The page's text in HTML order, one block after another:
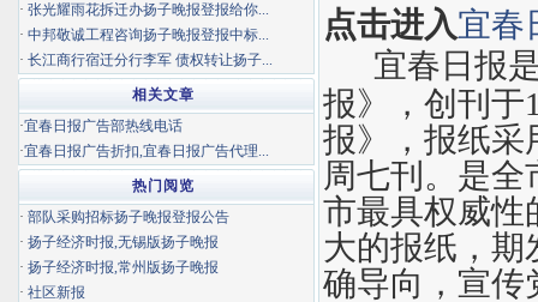
点击进入宜春
宜春日报
报》，创刊于
报》，报纸采
周七刊。是
市最具权威性
大的报纸，期
确导向，宣传
· 张光耀雨花拆迁办扬子晚报登报给你...
· 中邦敬诚工程咨询扬子晚报登报中标...
· 长江商行宿迁分行李军 债权转让扬子...
相关文章
·宜春日报广告部热线电话
·宜春日报广告折扣,宜春日报广告代理...
热门阅览
· 部队采购招标扬子晚报登报公告
· 扬子经济时报,无锡版扬子晚报
· 扬子经济时报,常州版扬子晚报
· 社区新报